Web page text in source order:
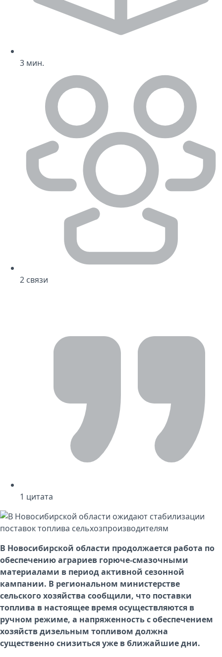
3 мин.
2 связи
1 цитата
В Новосибирской области продолжается работа по
обеспечению аграриев горюче-смазочными
материалами в период активной сезонной
кампании. В региональном министерстве
сельского хозяйства сообщили, что поставки
топлива в настоящее время осуществляются в
ручном режиме, а напряженность с обеспечением
хозяйств дизельным топливом должна
существенно снизиться уже в ближайшие дни.